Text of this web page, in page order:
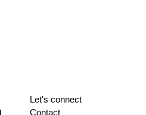
Let's connect
Contact